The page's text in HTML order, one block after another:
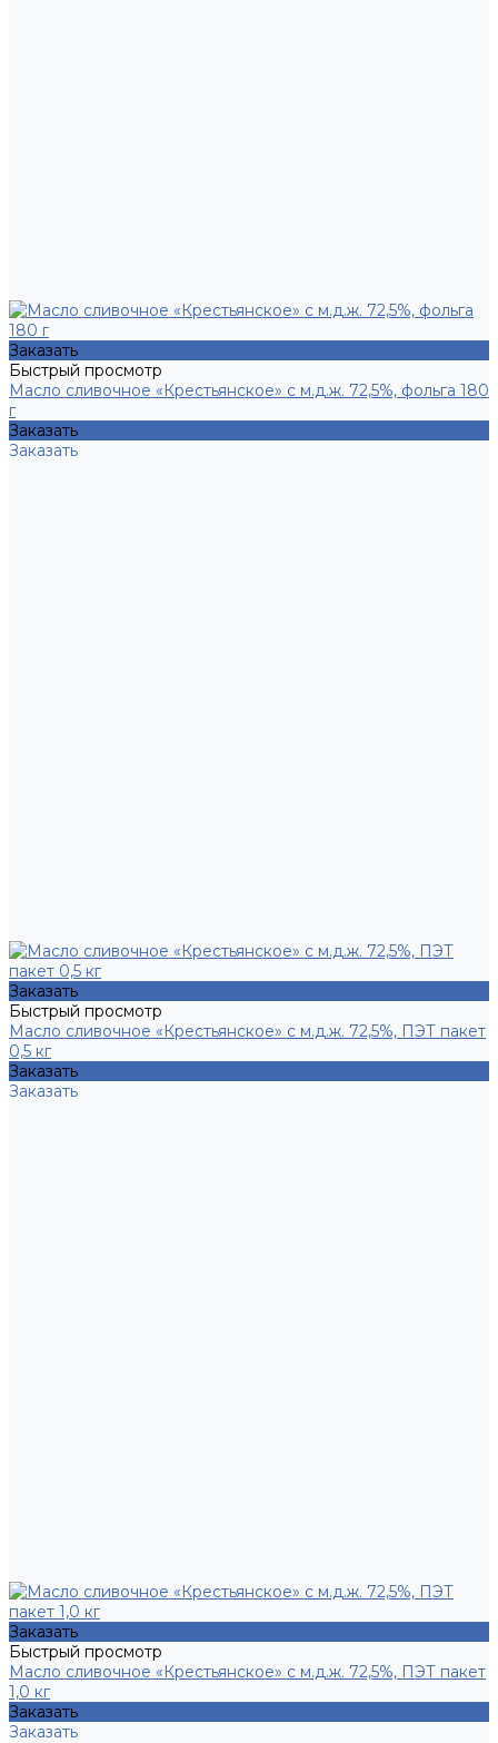
Заказать
Быстрый просмотр
Масло сливочное «Крестьянское» с м.д.ж. 72,5%, фольга 180
г
Заказать
Заказать
Заказать
Быстрый просмотр
Масло сливочное «Крестьянское» с м.д.ж. 72,5%, ПЭТ пакет
0,5 кг
Заказать
Заказать
Заказать
Быстрый просмотр
Масло сливочное «Крестьянское» с м.д.ж. 72,5%, ПЭТ пакет
1,0 кг
Заказать
Заказать